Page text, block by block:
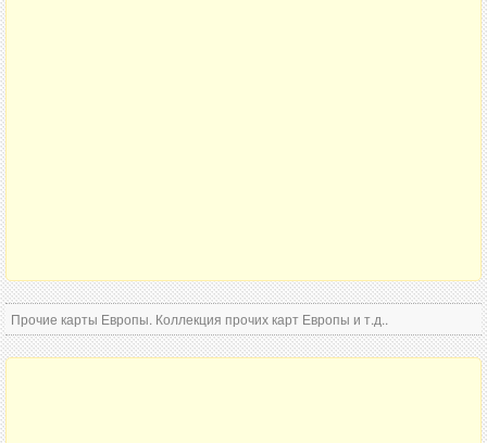
Прочие карты Европы. Коллекция прочих карт Европы и т.д..